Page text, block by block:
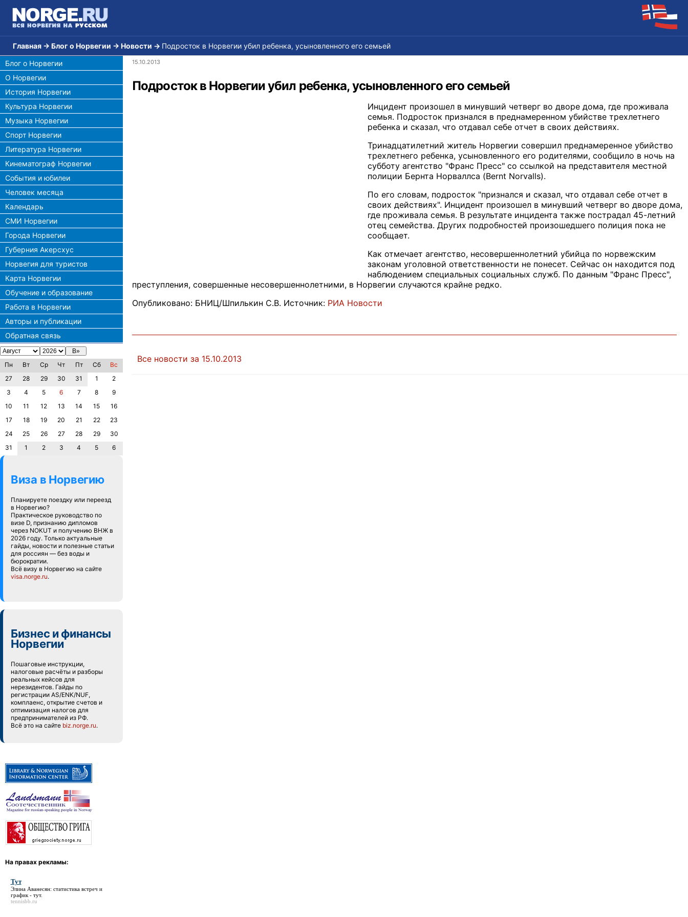
Главная → Блог о Норвегии → Новости → Подросток в Норвегии убил ребенка, усыновленного его семьей
Блог о Норвегии
О Норвегии
История Норвегии
Культура Норвегии
Музыка Норвегии
Спорт Норвегии
Литература Норвегии
Кинематограф Норвегии
События и юбилеи
Человек месяца
Календарь
СМИ Норвегии
Города Норвегии
Губерния Акерсхус
Норвегия для туристов
Карта Норвегии
Обучение и образование
Работа в Норвегии
Авторы и публикации
Обратная связь
Пн Вт Ср Чт Пт Сб
Вс
27
28 29 30 31 1
2
3
4 5 6 7 8
9
10
11 12 13 14 15
16
17
18 19 20 21 22
23
24
25 26 27 28 29
30
31
1 2 3 4 5 6
Виза в Норвегию
Планируете поездку или переезд
в Норвегию?
Практическое руководство по
визе D, признанию дипломов
через NOKUT и получению ВНЖ в
2026 году. Только актуальные
гайды, новости и полезные статьи
для россиян — без воды и
бюрократии.
Всё визу в Норвегию на сайте
visa.norge.ru.
Бизнес и финансы
Норвегии
Пошаговые инструкции,
налоговые расчёты и разборы
реальных кейсов для
нерезидентов. Гайды по
регистрации AS/ENK/NUF,
комплаенс, открытие счетов и
оптимизация налогов для
предпринимателей из РФ.
Всё это на сайте biz.norge.ru.
На правах рекламы:
Тут
Элина Аванесян: статистика встреч и
график - тут.
tennisbb.ru
15.10.2013
Подросток в Норвегии убил ребенка, усыновленного его семьей
Инцидент произошел в минувший четверг во дворе дома, где проживала
семья. Подросток признался в преднамеренном убийстве трехлетнего
ребенка и сказал, что отдавал себе отчет в своих действиях.
Тринадцатилетний житель Норвегии совершил преднамеренное убийство
трехлетнего ребенка, усыновленного его родителями, сообщило в ночь на
субботу агентство "Франс Пресс" со ссылкой на представителя местной
полиции Бернта Норваллса (Bernt Norvalls).
По его словам, подросток "признался и сказал, что отдавал себе отчет в
своих действиях". Инцидент произошел в минувший четверг во дворе дома,
где проживала семья. В результате инцидента также пострадал 45-летний
отец семейства. Других подробностей произошедшего полиция пока не
сообщает.
Как отмечает агентство, несовершеннолетний убийца по норвежским
законам уголовной ответственности не понесет. Сейчас он находится под
наблюдением специальных социальных служб. По данным "Франс Пресс",
преступления, совершенные несовершеннолетними, в Норвегии случаются крайне редко.
Опубликовано: БНИЦ/Шпилькин С.В. Источник: РИА Новости
Все новости за 15.10.2013